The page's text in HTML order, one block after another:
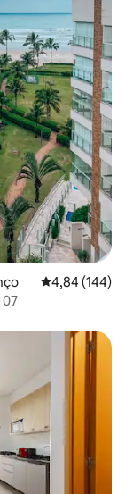
Évaluation
4,84 (144)
07